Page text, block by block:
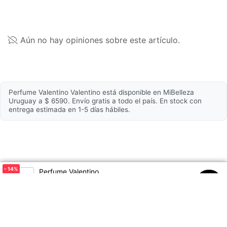
- 14%
Perfume Valentino
regularmente, verificá la del empaque que es la más
actualizada, para asegurarte que es adecuada para
Fórmula Eau de Parfum
Notas de fondo Vainilla
Notas medias Ron
Aún no hay opiniones sobre este artículo.
Perfume Valentino Valentino está disponible en MiBelleza
Uruguay a $ 6590. Envío gratis a todo el país. En stock con
entrega estimada en 1-5 días hábiles.